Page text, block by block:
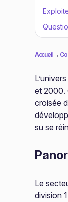
Accueil→
et 2000.
croisée
su se
Le
division